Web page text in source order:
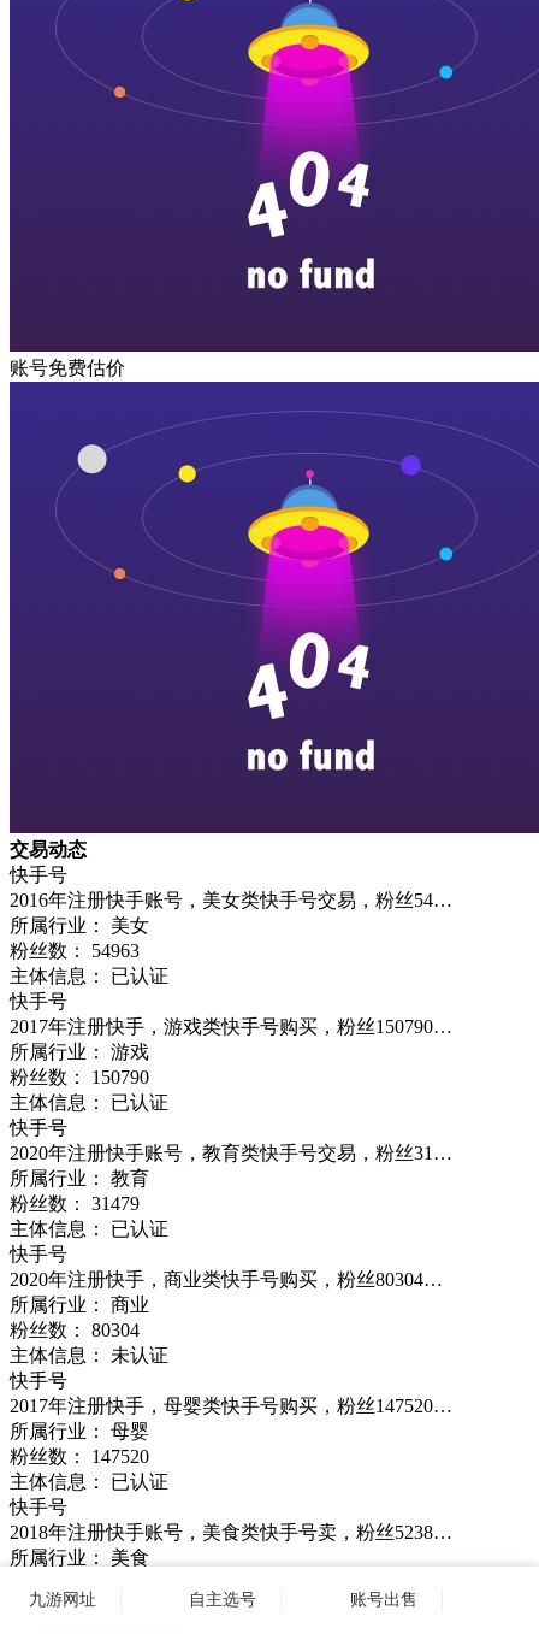
账号免费估价
交易动态
快手号
2016年注册快手账号，美女类快手号交易，粉丝54…
所属行业： 美女
粉丝数：
54963
主体信息： 已认证
快手号
2017年注册快手，游戏类快手号购买，粉丝150790…
所属行业： 游戏
粉丝数：
150790
主体信息： 已认证
快手号
2020年注册快手账号，教育类快手号交易，粉丝31…
所属行业： 教育
粉丝数：
31479
主体信息： 已认证
快手号
2020年注册快手，商业类快手号购买，粉丝80304…
所属行业： 商业
粉丝数：
80304
主体信息： 未认证
快手号
2017年注册快手，母婴类快手号购买，粉丝147520…
所属行业： 母婴
粉丝数：
147520
主体信息： 已认证
快手号
2018年注册快手账号，美食类快手号卖，粉丝5238…
所属行业： 美食
主体信息： 未认证
九游网址 自主选号 账号出售